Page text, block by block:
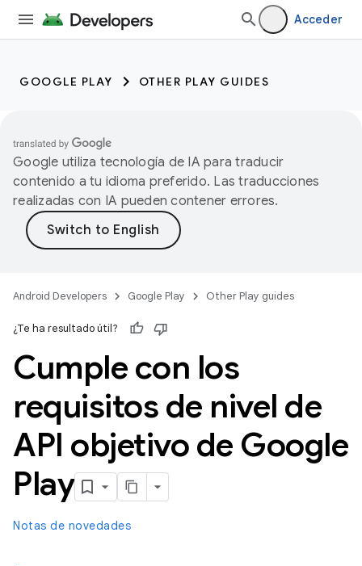
Acceder
GOOGLE PLAY OTHER PLAY GUIDES
Google utiliza tecnología de IA para traducir
contenido a tu idioma preferido. Las traducciones
realizadas con IA pueden contener errores.
Android Developers Google Play Other Play guides
¿Te ha resultado útil?
Cumple con los
requisitos de nivel de
API objetivo de Google
Play
Notas de novedades